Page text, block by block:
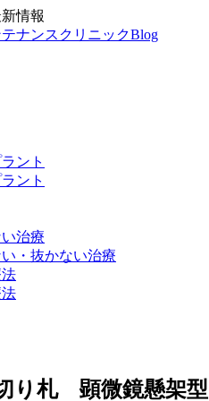
情報
ナンスクリニックBlog
ント
ント
治療
・抜かない治療
り札 顕微鏡懸架